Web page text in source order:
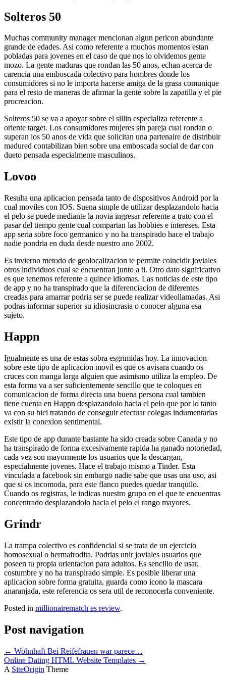
Solteros 50
Muchas community manager mencionan algun pericon abundante
grande de edades. Asi­ como referente a muchos momentos estan
pobladas para jovenes en el caso de que nos lo olvidemos gente
mozo. La gente maduras que rondan las 50 anos, echan acerca de
carencia una emboscada colectivo para hombres donde los
consumidores si no le importa hacerse amiga de la grasa comunique
para el resto de maneras de afirmar la gente sobre la zapatilla y el pie
procreacion.
Solteros 50 se va a apoyar sobre el silli­n especializa referente a
oriente target. Los consumidores mujeres sin pareja cual rondan o
superan los 50 anos de vida que solicitan una partenaire de distribuir
madured contabilizan bien sobre una emboscada social de dar con
dueto pensada especialmente masculinos.
Lovoo
Resulta una aplicacion pensada tanto de dispositivos Android por la
cual moviles con IOS. Suena simple de utilizar desplazandolo hacia
el pelo se puede mediante la novia ingresar referente a trato con el
pasar del tiempo gente cual compartan las hobbies e intereses. Esta
app seri­a sobre foco germanico y no ha transpirado hace el trabajo
nadie pondri­a en duda desde nuestro ano 2002.
Es invierno metodo de geolocalizacion te permite coincidir joviales
otros individuos cual se encuentran junto a ti. Otro dato significativo
es que tenemos referente a quince idiomas. Las noticias de este tipo
de app y no ha transpirado que la diferenciacion de diferentes
creadas para amarrar podri­a ser se puede realizar videollamadas. Asi
podras informar superior su idiosincrasia o conocer alguna esa
sujeto.
Happn
Igualmente es una de estas sobra esgrimidas hoy. La innovacion
sobre este tipo de aplicacion movil es que os avisara cuando os
cruces con manga larga alguien que asimismo utiliza la empleo. De
esta forma va a ser suficientemente sencillo que te coloques en
comunicacion de forma directa una buena persona cual tambien
tiene cuenta en Happn desplazandolo hacia el pelo que por lo tanto
va con su bici tratando de conseguir efectuar colegas indumentarias
existir la conexion sentimental.
Este tipo de app durante bastante ha sido creada sobre Canada y no
ha transpirado de forma excesivamente rapida ha ganado notoriedad,
cada vez son mayormente los usuarios que la descargan,
especialmente jovenes. Hace el trabajo mismo a Tinder. Esta
vinculada a facebook sin embargo nadie sabe que usas una uso, asi
que si os incomoda, para este flanco puedes quedar tranquilo.
Cuando os registras, le indicas nuestro grupo en el que te encuentras
concentrado desplazandolo hacia el pelo el rango mayores.
Grindr
La trampa colectivo es confidencial si se trata de un ejercicio
homosexual o hermafrodita. Podrias unir joviales usuarios que
poseen tu propia orientacion para adultos. Es sencillo de usar,
costumbre y no ha transpirado simple. Es posible liberar una
aplicacion sobre forma gratuita, guarda como icono la mascara
anaranjada, este referencia os sera util de reconocerla conveniente.
Posted in millionairematch es review.
Post navigation
← Wohnhaft Bei Reifefrauen war parece…
Online Dating HTML Website Templates →
A SiteOrigin Theme